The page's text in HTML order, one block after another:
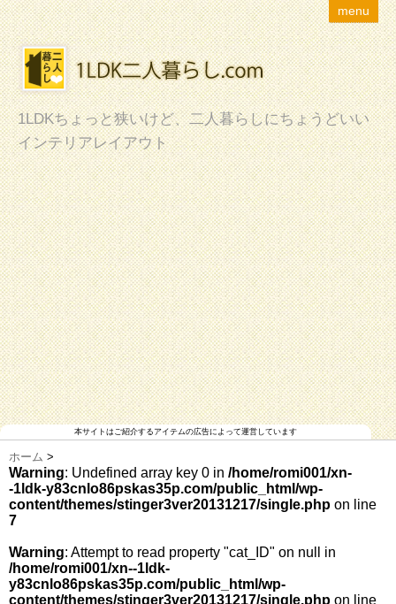
menu
1LDKちょっと狭いけど、二人暮らしにちょうどいい
インテリアレイアウト
本サイトはご紹介するアイテムの広告によって運営しています
ホーム >
Warning: Undefined array key 0 in /home/romi001/xn-
-1ldk-y83cnlo86pskas35p.com/public_html/wp-
content/themes/stinger3ver20131217/single.php on line
7
Warning: Attempt to read property "cat_ID" on null in
/home/romi001/xn--1ldk-
y83cnlo86pskas35p.com/public_html/wp-
content/themes/stinger3ver20131217/single.php on line